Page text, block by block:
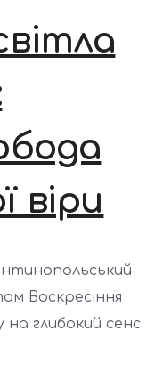
віри
Воскресіння
глибокий сенс